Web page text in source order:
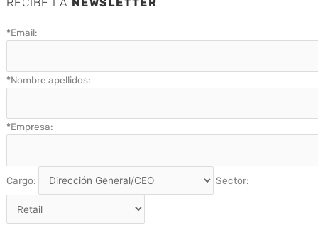
*Email:
*Nombre apellidos:
*Empresa:
Cargo: Sector: